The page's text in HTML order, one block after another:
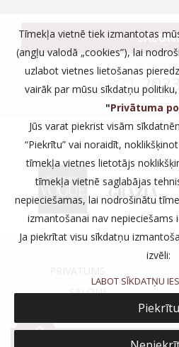
SALONI
vai
+371
SALONI
Tīmekļa vietnē tiek izmantotas
(angļu valodā „cookies”), lai
uzlabot vietnes lietošanas
vairāk par mūsu sīkdatņu
"Privātuma
Jūs varat piekrist visām
“Piekrītu” vai noraidīt,
tīmekļa vietnes lietotājs
tīmekļa vietnē saglabājas
nepieciešamas, lai nodrošinātu
izmantošanai nav nepieciešams
Ja piekrītat visu sīkdatņu
izvēli:
LABOT SĪKDATŅU
Piekrītu